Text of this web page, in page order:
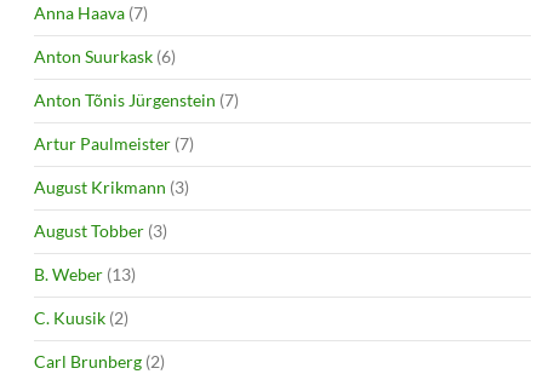
Anna Haava (7)
Anton Suurkask (6)
Anton Tõnis Jürgenstein (7)
Artur Paulmeister (7)
August Krikmann (3)
August Tobber (3)
B. Weber (13)
C. Kuusik (2)
Carl Brunberg (2)